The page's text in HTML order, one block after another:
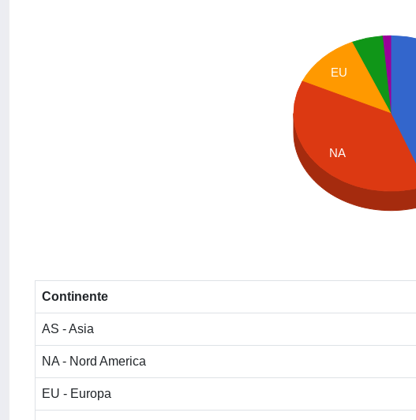
EU
NA
Continente
AS - Asia
NA - Nord America
EU - Europa